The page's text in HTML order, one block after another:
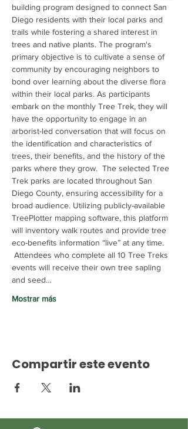
building program designed to connect San
Diego residents with their local parks and
trails while fostering a shared interest in
trees and native plants. The program's
primary objective is to cultivate a sense of
community by encouraging neighbors to
bond over learning about the diverse flora
within their local parks. As participants
embark on the monthly Tree Trek, they will
have the opportunity to engage in an
arborist-led conversation that will focus on
the identification and characteristics of
trees, their benefits, and the history of the
parks where they grow.  The selected Tree
Trek parks are located throughout San
Diego County, ensuring accessibility for a
broad audience. Utilizing publicly-available
TreePlotter mapping software, this platform
will inventory walk routes and provide tree
eco-benefits information “live” at any time.
Attendees who complete all 10 Tree Treks
events will receive their own tree sapling
and seed…
Mostrar más
Compartir este evento